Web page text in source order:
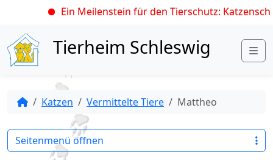
Ein Meilenstein für den Tierschutz:
Skip to content
Tierheim Schleswig
Katzen Vermittelte Tiere Mattheo
Seitenmenü öffnen